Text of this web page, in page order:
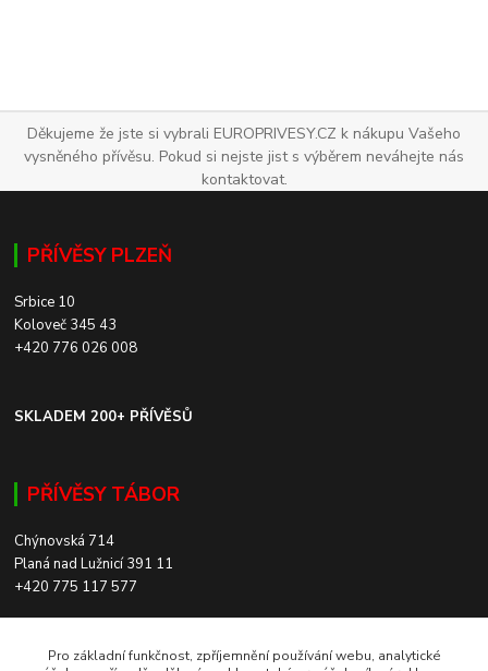
Děkujeme že jste si vybrali EUROPRIVESY.CZ k nákupu Vašeho
vysněného přívěsu. Pokud si nejste jist s výběrem neváhejte nás
kontaktovat.
PŘÍVĚSY PLZEŇ
Srbice 10
Koloveč 345 43
+420 776 026 008
SKLADEM 200+ PŘÍVĚSŮ
PŘÍVĚSY TÁBOR
Chýnovská 714
Planá nad Lužnicí 391 11
+420 775 117 577
Pro základní funkčnost, zpříjemnění používání webu, analytické